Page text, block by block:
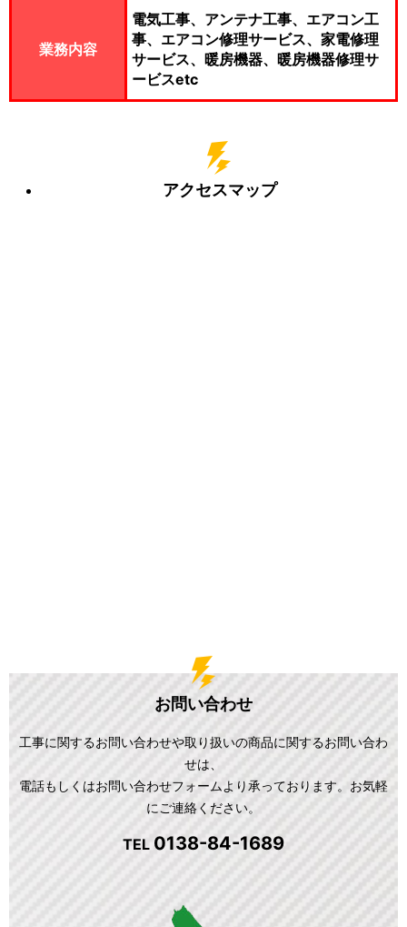
業務内容
電気工事、アンテナ工事、エアコン工
事、エアコン修理サービス、家電修理
サービス、暖房機器、暖房機器修理サ
ービスetc
アクセスマップ
お問い合わせ
工事に関するお問い合わせや取り扱いの商品に関するお問い合わ
せは、
電話もしくはお問い合わせフォームより承っております。お気軽
にご連絡ください。
TEL 0138-84-1689